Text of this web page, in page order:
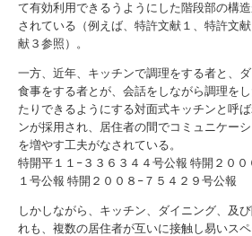
て有効利用できるうようにした階段部の構
されている（例えば、特許文献１、特許文
献３参照）。
一方、近年、キッチンで調理をする者と、
食事をする者とが、会話をしながら調理を
たりできるようにする対面式キッチンと呼
ンが採用され、居住者の間でコミュニケー
を増やす工夫がなされている。
特開平１１−３３６３４４号公報 特開２００
１号公報 特開２００８−７５４２９号公報
しかしながら、キッチン、ダイニング、及
れも、複数の居住者が互いに接触し易いス